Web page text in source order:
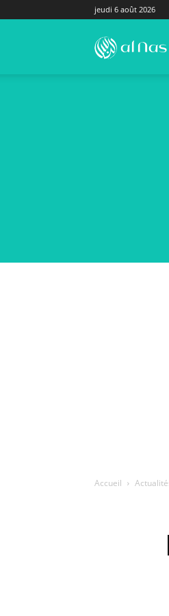
jeudi 6 août 2026
Accueil